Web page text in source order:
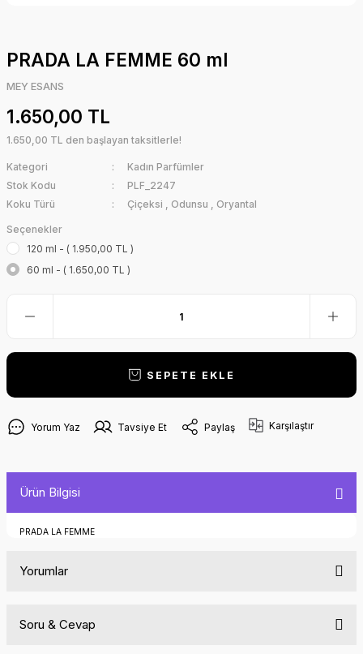
PRADA LA FEMME 60 ml
MEY ESANS
1.650,00 TL
1.650,00 TL den başlayan taksitlerle!
Kategori
Kadın Parfümler
Stok Kodu
PLF_2247
Koku Türü
Çiçeksi , Odunsu , Oryantal
Seçenekler
120 ml - ( 1.950,00 TL )
60 ml - ( 1.650,00 TL )
SEPETE EKLE
Yorum Yaz Tavsiye Et Paylaş Karşılaştır
Ürün Bilgisi
PRADA LA FEMME
Yorumlar
Soru & Cevap